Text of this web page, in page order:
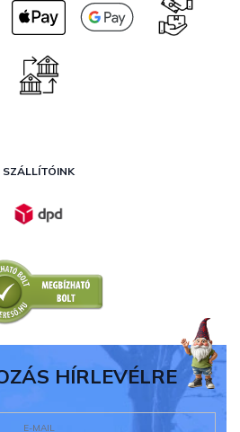
SZÁLLÍTÓINK
HÍRLEVÉLRE
E-MAIL